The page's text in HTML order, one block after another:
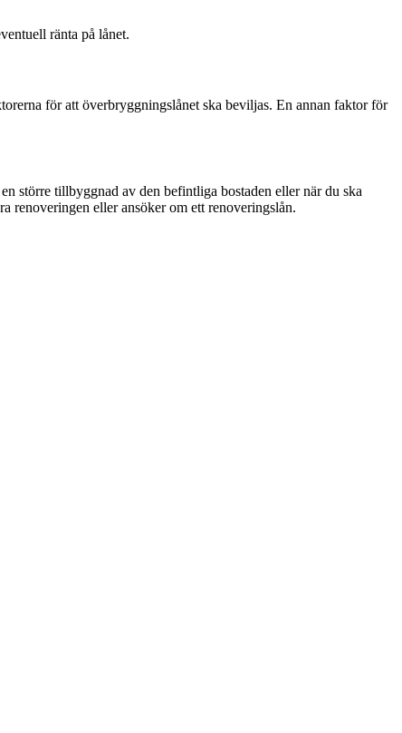
ränta på lånet.
för att överbryggningslånet ska beviljas. En annan faktor för
större tillbyggnad av den befintliga bostaden eller när du ska
renoveringen eller ansöker om ett renoveringslån.